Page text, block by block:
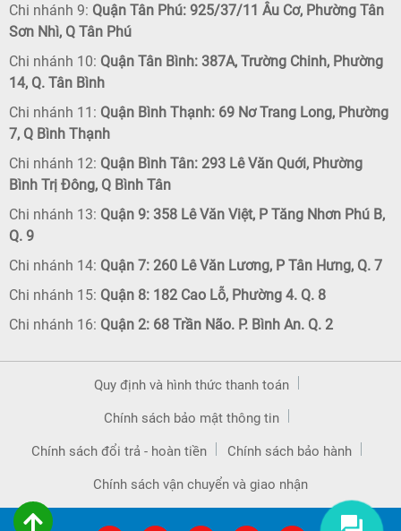
Chi nhánh 9: Quận Tân Phú: 925/37/11 Âu Cơ, Phường Tân
Sơn Nhì, Q Tân Phú
Chi nhánh 10: Quận Tân Bình: 387A, Trường Chinh, Phường
14, Q. Tân Bình
Chi nhánh 11: Quận Bình Thạnh: 69 Nơ Trang Long, Phường
7, Q Bình Thạnh
Chi nhánh 12: Quận Bình Tân: 293 Lê Văn Quới, Phường
Bình Trị Đông, Q Bình Tân
Chi nhánh 13: Quận 9: 358 Lê Văn Việt, P Tăng Nhơn Phú B,
Q. 9
Chi nhánh 14: Quận 7: 260 Lê Văn Lương, P Tân Hưng, Q. 7
Chi nhánh 15: Quận 8: 182 Cao Lỗ, Phường 4. Q. 8
Chi nhánh 16: Quận 2: 68 Trần Não. P. Bình An. Q. 2
Quy định và hình thức thanh toán
Chính sách bảo mật thông tin
Chính sách đổi trả - hoàn tiền Chính sách bảo hành
Chính sách vận chuyển và giao nhận